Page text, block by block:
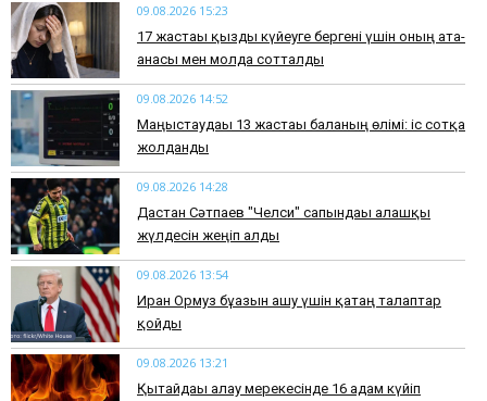
09.08.2026 15:23
17 жастағы қызды күйеуге бергені үшін оның ата-
анасы мен молда сотталды
09.08.2026 14:52
Маңғыстаудағы 13 жастағы баланың өлімі: іс сотқа
жолданды
09.08.2026 14:28
Дастан Сәтпаев "Челси" сапындағы алғашқы
жүлдесін жеңіп алды
09.08.2026 13:54
Иран Ормуз бұғазын ашу үшін қатаң талаптар
қойды
09.08.2026 13:21
Қытайдағы алау мерекесінде 16 адам күйіп